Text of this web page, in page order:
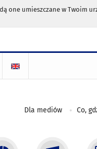
one umieszczane w Twoim
Dla mediów Co,